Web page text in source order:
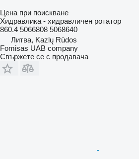
Цена при поискване
Хидравлика - хидравличен ротатор
860.4 5066808 5068640
Литва, Kazlų Rūdos
Fomisas UAB company
Свържете се с продавача